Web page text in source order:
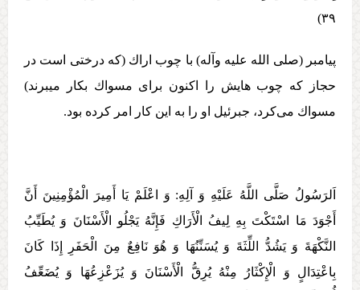
۳۹)
پیامبر (صلی الله علیه وآله) با چوب اراك (كه درختی است در
حجاز كه چوب هايش را اكنون برای مسواك بكار می‏برند)
مسواك می‌کرد، جبرئيل او را به اين كار امر كرده بود.
اَلرَسُولُ صَلَّی اللَّهُ عَلَيْهِ وَ آلِهِ:‏‏ وَ اعْلَمْ يَا أَمِيرَ الْمُؤْمِنِينَ أَنَّ
أَجْوَدَ مَا اسْتَكْتَ بِهِ لِيفُ الْأَرَاكِ فَإِنَّهُ يَجْلُو الْأَسْنَانَ وَ يُطَيِّبُ
النَّكْهَةَ وَ يَشُدُّ اللِّثَةَ وَ يُسَنِّنُهَا وَ هُوَ نَافِعٌ مِنَ الْحَفَرِ إِذَا كَانَ
بِاعْتِدَالٍ وَ الْإِكْثَارُ مِنْهُ يُرِقُّ الْأَسْنَانَ وَ يُزَعْزِعُهَا وَ يُضَعِّفُ